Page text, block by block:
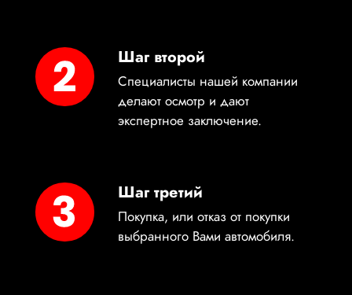
Шаг второй
Специалисты нашей компании
делают осмотр и дают
экспертное заключение.
Шаг третий
Покупка, или отказ от покупки
выбранного Вами автомобиля.